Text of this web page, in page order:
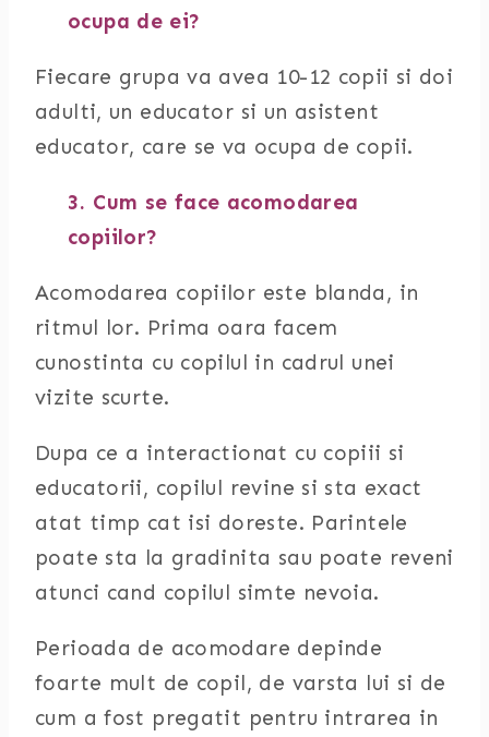
ocupa de ei?
Fiecare grupa va avea 10-12 copii si doi
adulti, un educator si un asistent
educator, care se va ocupa de copii.
3. Cum se face acomodarea
copiilor?
Acomodarea copiilor este blanda, in
ritmul lor. Prima oara facem
cunostinta cu copilul in cadrul unei
vizite scurte.
Dupa ce a interactionat cu copiii si
educatorii, copilul revine si sta exact
atat timp cat isi doreste. Parintele
poate sta la gradinita sau poate reveni
atunci cand copilul simte nevoia.
Perioada de acomodare depinde
foarte mult de copil, de varsta lui si de
cum a fost pregatit pentru intrarea in